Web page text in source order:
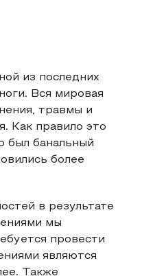
из последних
Вся мировая
травмы и
Как правило это
был банальный
более
в результате
мы
провести
являются
Также